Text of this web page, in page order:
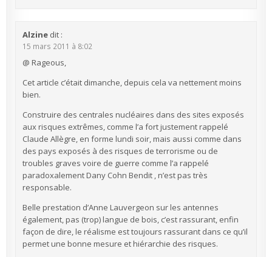
Alzine dit :
15 mars 2011 à 8:02
@ Rageous,
Cet article c’était dimanche, depuis cela va nettement moins
bien.
Construire des centrales nucléaires dans des sites exposés
aux risques extrêmes, comme l’a fort justement rappelé
Claude Allègre, en forme lundi soir, mais aussi comme dans
des pays exposés à des risques de terrorisme ou de
troubles graves voire de guerre comme l’a rappelé
paradoxalement Dany Cohn Bendit , n’est pas très
responsable.
Belle prestation d’Anne Lauvergeon sur les antennes
également, pas (trop) langue de bois, c’est rassurant, enfin
façon de dire, le réalisme est toujours rassurant dans ce qu’il
permet une bonne mesure et hiérarchie des risques.